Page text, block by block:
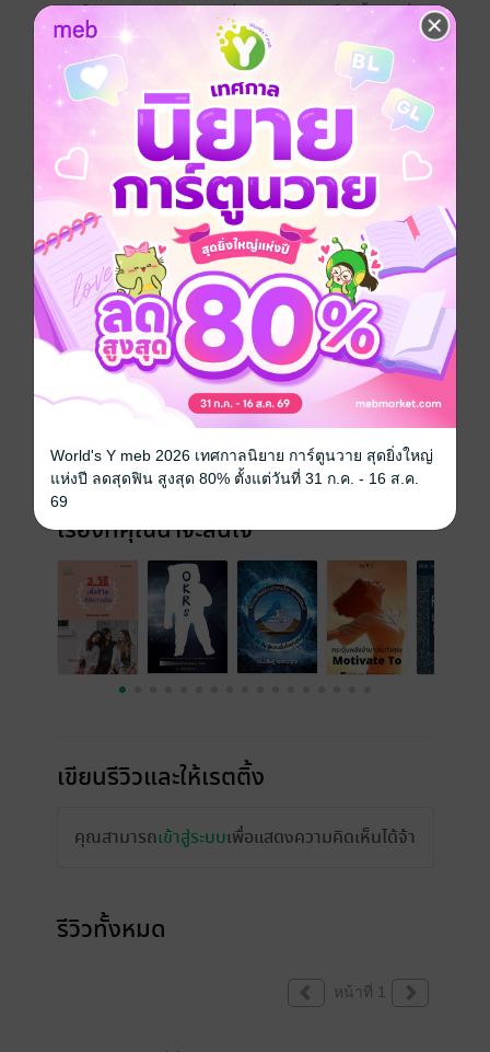
จริงในภาคปฏิบัติ แล้วจึงกลั่นกรองตกผลึกเป็นเนื้อหาเพื่อ
ให้เกิดกระบวนการในการดึงศักยภาพของผู้อ่านแต่ละท่าน
ออกมาให้ปรากฏ และนำไปสู่การพัฒนาตนเองทั้งทางด้าน
ความคิด การลงมือทำเพื่อพัฒนาอุปนิสัยใหม่อย่างมี
ประสิทธิภาพ นอกจากนี้ท่านผู้อ่านยังสามารถนำ ความรู้
และทักษะที่ได้เรียนรู้ และฝึกปฏิบัติในครั้งนี้ไปใช้ในการ
ช่วยเหลือผู้อื่น โดยเป็นผู้นำในแบบของตัวท่านเองอย่าง
แข็งแรง และมั่นใจ
พัฒนาตนเอง จิตวิทยา แรงบันดาลใจ
ความสำเร็จ บริหารเวลา
ประเภทไฟล์ pdf
วันที่วางขาย 12 กุมภาพันธ์ 2565
66 หน้า
ราคาปก 150 บาท
เรื่องที่คุณน่าจะสนใจ
เขียนรีวิวและให้เรตติ้ง
คุณสามารถเข้าสู่ระบบเพื่อแสดงความคิดเห็นได้จ้า
รีวิวทั้งหมด
หน้าที่ 1
World's Y meb 2026 เทศกาลนิยาย การ์ตูนวาย สุดยิ่งใหญ่
แห่งปี ลดสุดฟิน สูงสุด 80% ตั้งแต่วันที่ 31 ก.ค. - 16 ส.ค.
69